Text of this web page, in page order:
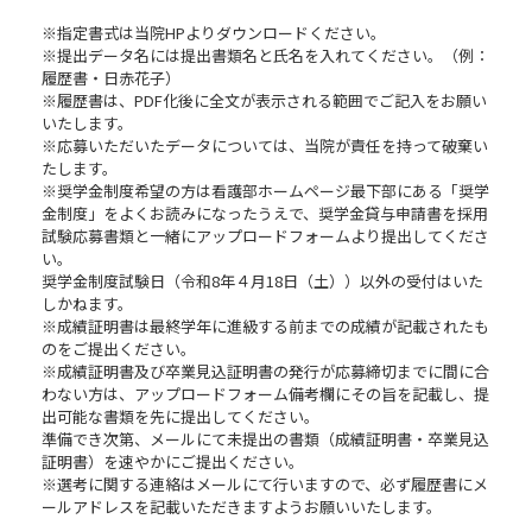
※指定書式は当院HPよりダウンロードください。
※提出データ名には提出書類名と氏名を入れてください。（例：
履歴書・日赤花子）
※履歴書は、PDF化後に全文が表示される範囲でご記入をお願い
いたします。
※応募いただいたデータについては、当院が責任を持って破棄い
たします。
※奨学金制度希望の方は看護部ホームページ最下部にある「奨学
金制度」をよくお読みになったうえで、奨学金貸与申請書を採用
試験応募書類と一緒にアップロードフォームより提出してくださ
い。
奨学金制度試験日（令和8年４月18日（土））以外の受付はいた
しかねます。
※成績証明書は最終学年に進級する前までの成績が記載されたも
のをご提出ください。
※成績証明書及び卒業見込証明書の発行が応募締切までに間に合
わない方は、アップロードフォーム備考欄にその旨を記載し、提
出可能な書類を先に提出してください。
準備でき次第、メールにて未提出の書類（成績証明書・卒業見込
証明書）を速やかにご提出ください。
※選考に関する連絡はメールにて行いますので、必ず履歴書にメ
ールアドレスを記載いただきますようお願いいたします。